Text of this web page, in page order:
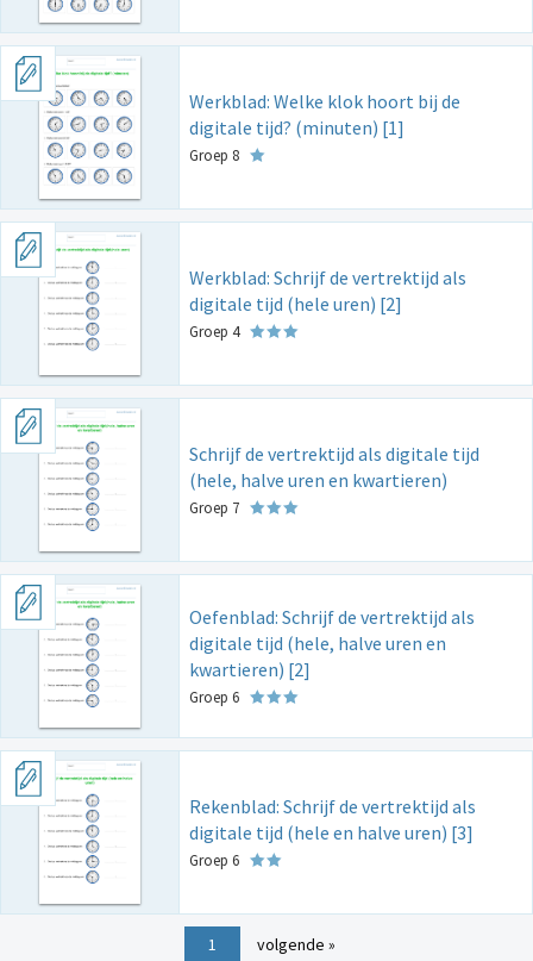
Werkblad: Welke klok hoort bij de
digitale tijd? (minuten) [1]
Groep 8
Werkblad: Schrijf de vertrektijd als
digitale tijd (hele uren) [2]
Groep 4
Schrijf de vertrektijd als digitale tijd
(hele, halve uren en kwartieren)
Groep 7
Oefenblad: Schrijf de vertrektijd als
digitale tijd (hele, halve uren en
kwartieren) [2]
Groep 6
Rekenblad: Schrijf de vertrektijd als
digitale tijd (hele en halve uren) [3]
Groep 6
1 volgende »